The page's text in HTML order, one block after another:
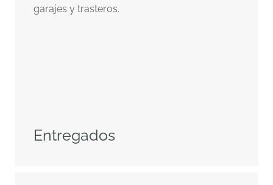
garajes y trasteros.
Entregados